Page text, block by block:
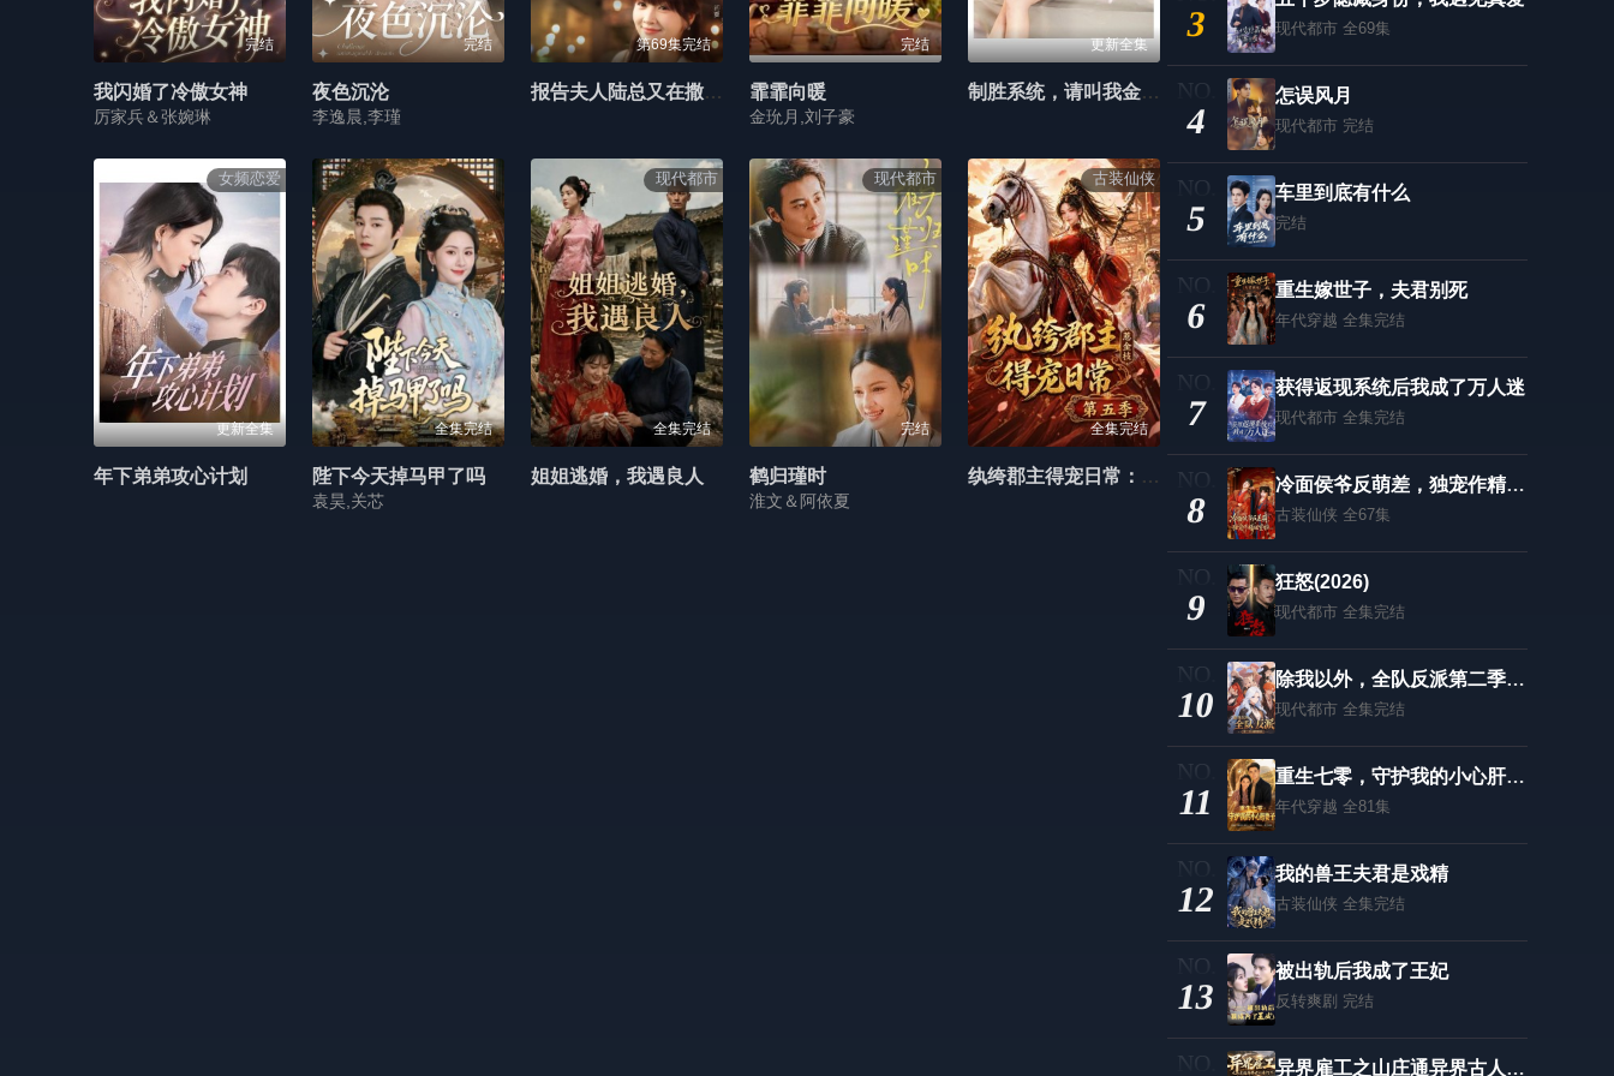
第63集
第65集
第67集
第69集 第70集
完结
我闪婚了冷傲女神
厉家兵＆张婉琳
完结
夜色沉沦
李逸晨,李瑾
第69集完结
报告夫人陆总又在撒糖了
完结
霏霏向暖
金玧月,刘子豪
更新全集
制胜系统，请叫我金牌律师
女频恋爱
更新全集
年下弟弟攻心计划
全集完结
陛下今天掉马甲了吗
袁昊,关芯
现代都市
全集完结
姐姐逃婚，我遇良人
现代都市
完结
鹤归瑾时
淮文＆阿依夏
古装仙侠
全集完结
纨绔郡主得宠日常：惹金枝第五季
3 现代都市 全69集
4
怎误风月
现代都市 完结
5
车里到底有什么
完结
6
重生嫁世子，夫君别死
年代穿越 全集完结
7
获得返现系统后我成了万人迷
现代都市 全集完结
8
冷面侯爷反萌差，独宠作精继室啦
古装仙侠 全67集
9
狂怒(2026)
现代都市 全集完结
10
除我以外，全队反派第二季神明敬我
现代都市 全集完结
11
重生七零，守护我的小心肝妻子
年代穿越 全81集
12
我的兽王夫君是戏精
古装仙侠 全集完结
13
被出轨后我成了王妃
反转爽剧 完结
异界雇工之山庄通异界古人来打工